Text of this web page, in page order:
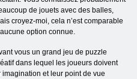
de jouets avec des balles,
croyez-moi, cela n’est comparable
option connue.
vous un grand jeu de puzzle
dans lequel les joueurs doivent
et leur point de vue